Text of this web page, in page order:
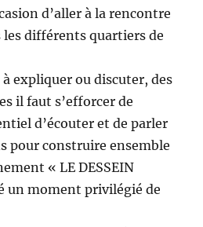
d’aller à la rencontre
les différents quartiers de
expliquer ou discuter, des
il faut s’efforcer de
d’écouter et de parler
pour construire ensemble
« LE DESSEIN
un moment privilégié de